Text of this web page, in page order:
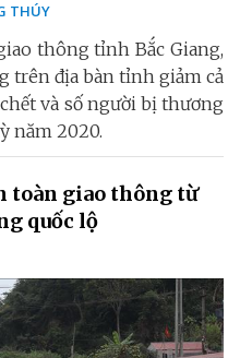
THÚY
thông tỉnh Bắc Giang,
trên địa bàn tỉnh giảm cả
và số người bị thương
năm 2020.
toàn giao thông từ
quốc lộ